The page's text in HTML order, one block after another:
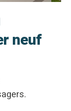
neuf